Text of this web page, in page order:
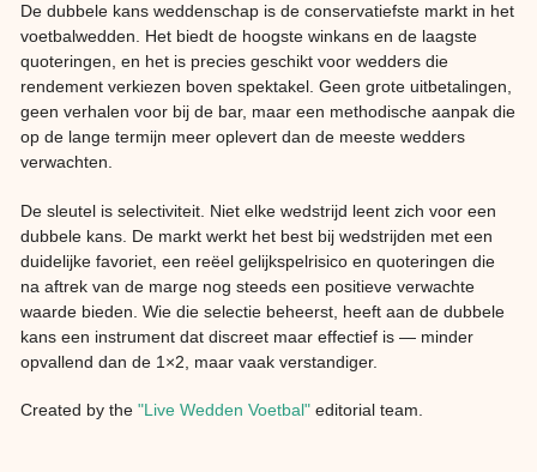
De dubbele kans weddenschap is de conservatiefste markt in het
voetbalwedden. Het biedt de hoogste winkans en de laagste
quoteringen, en het is precies geschikt voor wedders die
rendement verkiezen boven spektakel. Geen grote uitbetalingen,
geen verhalen voor bij de bar, maar een methodische aanpak die
op de lange termijn meer oplevert dan de meeste wedders
verwachten.
De sleutel is selectiviteit. Niet elke wedstrijd leent zich voor een
dubbele kans. De markt werkt het best bij wedstrijden met een
duidelijke favoriet, een reëel gelijkspelrisico en quoteringen die
na aftrek van de marge nog steeds een positieve verwachte
waarde bieden. Wie die selectie beheerst, heeft aan de dubbele
kans een instrument dat discreet maar effectief is — minder
opvallend dan de 1×2, maar vaak verstandiger.
Created by the "Live Wedden Voetbal" editorial team.